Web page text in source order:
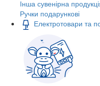
Інша сувенірна
Ручки подарункові
Електротовари та